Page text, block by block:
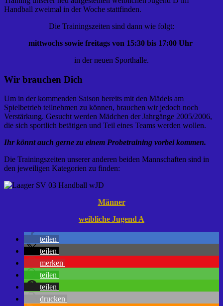
Handball zweimal in der Woche stattfinden.
Die Trainingszeiten sind dann wie folgt:
mittwochs sowie freitags von 15:30 bis 17:00 Uhr
in der neuen Sporthalle.
Wir brauchen Dich
Um in der kommenden Saison bereits mit den Mädels am
Spielbetrieb teilnehmen zu können, brauchen wir jedoch noch
Verstärkung. Gesucht werden Mädchen der Jahrgänge 2005/2006,
die sich sportlich betätigen und Teil eines Teams werden wollen.
Ihr könnt auch gerne zu einem Probetraining vorbei kommen.
Die Trainingszeiten unserer anderen beiden Mannschaften sind in
den jeweiligen Kategorien zu finden:
Männer
weibliche Jugend A
teilen
teilen
merken
teilen
teilen
drucken